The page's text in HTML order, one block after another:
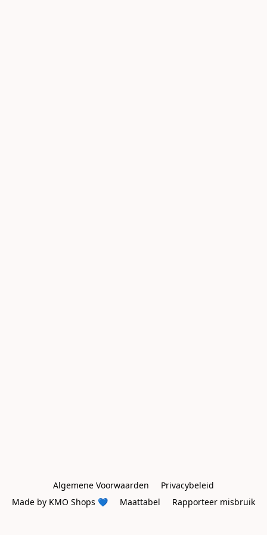
Algemene Voorwaarden
Privacybeleid
Made by KMO Shops 💙
Maattabel Rapporteer misbruik